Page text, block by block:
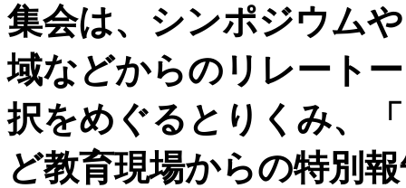
集会は、シンポジウム
域などからのリレート
択をめぐるとりくみ、
ど教育現場からの特別